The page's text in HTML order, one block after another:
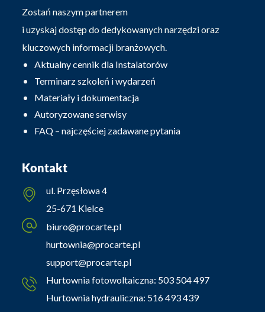
Zostań naszym partnerem
i uzyskaj dostęp do dedykowanych narzędzi oraz
kluczowych informacji branżowych.
Aktualny cennik dla Instalatorów
Terminarz szkoleń i wydarzeń
Materiały i dokumentacja
Autoryzowane serwisy
FAQ – najczęściej zadawane pytania
Kontakt
ul. Przęsłowa 4
25-671 Kielce
biuro@procarte.pl
hurtownia@procarte.pl
support@procarte.pl
Hurtownia fotowoltaiczna: 503 504 497
Hurtownia hydrauliczna: 516 493 439